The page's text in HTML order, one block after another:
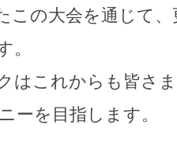
この大会を通じて
。
はこれからも皆さ
ーを目指します。